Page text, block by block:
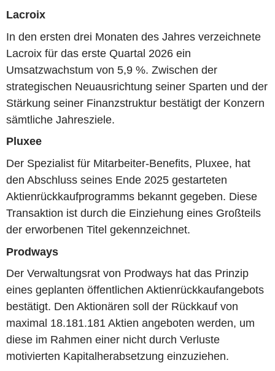
Lacroix
In den ersten drei Monaten des Jahres verzeichnete
Lacroix für das erste Quartal 2026 ein
Umsatzwachstum von 5,9 %. Zwischen der
strategischen Neuausrichtung seiner Sparten und der
Stärkung seiner Finanzstruktur bestätigt der Konzern
sämtliche Jahresziele.
Pluxee
Der Spezialist für Mitarbeiter-Benefits, Pluxee, hat
den Abschluss seines Ende 2025 gestarteten
Aktienrückkaufprogramms bekannt gegeben. Diese
Transaktion ist durch die Einziehung eines Großteils
der erworbenen Titel gekennzeichnet.
Prodways
Der Verwaltungsrat von Prodways hat das Prinzip
eines geplanten öffentlichen Aktienrückkaufangebots
bestätigt. Den Aktionären soll der Rückkauf von
maximal 18.181.181 Aktien angeboten werden, um
diese im Rahmen einer nicht durch Verluste
motivierten Kapitalherabsetzung einzuziehen.